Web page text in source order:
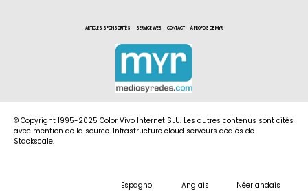
ARTICLES SPONSORITÉS SERVICE WEB CONTACT À PROPOS DE MYR
© Copyright 1995-2025 Color Vivo Internet SLU. Les autres contenus sont cités
avec mention de la source. Infrastructure cloud serveurs dédiés de
Stackscale.
Espagnol Anglais Néerlandais